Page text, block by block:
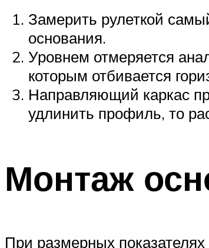
Замерить рулеткой
основания.
Уровнем отмеряется
которым отбивается
Направляющий каркас
удлинить профиль, то
Монтаж
При размерных